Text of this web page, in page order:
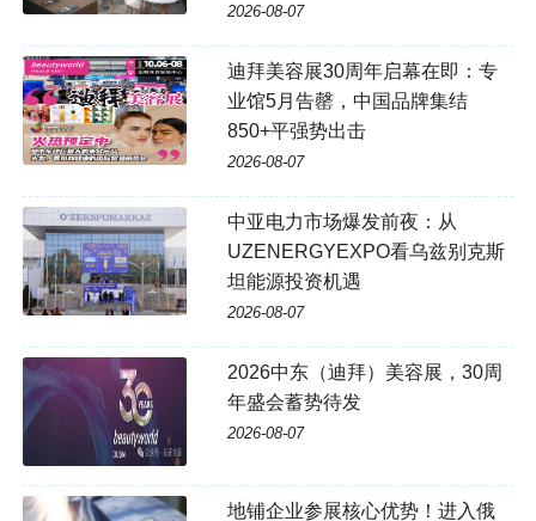
2026-08-07
迪拜美容展30周年启幕在即：专
业馆5月告罄，中国品牌集结
850+平强势出击
2026-08-07
中亚电力市场爆发前夜：从
UZENERGYEXPO看乌兹别克斯
坦能源投资机遇
2026-08-07
2026中东（迪拜）美容展，30周
年盛会蓄势待发
2026-08-07
地铺企业参展核心优势！进入俄